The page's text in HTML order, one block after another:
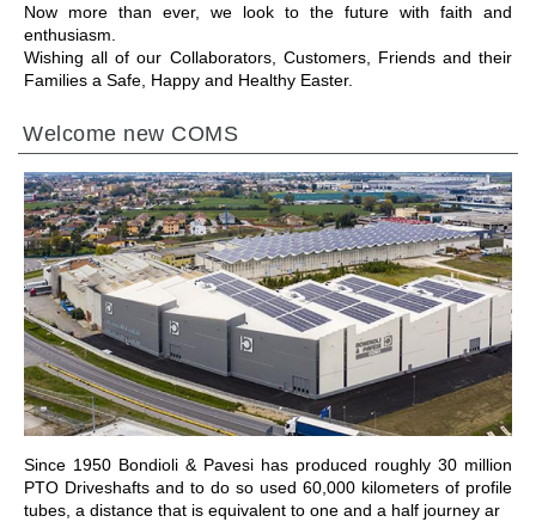
Now more than ever, we look to the future with faith and
enthusiasm.
Wishing all of our Collaborators, Customers, Friends and their
Families a Safe, Happy and Healthy Easter.
Welcome new COMS
Since 1950 Bondioli & Pavesi has produced roughly 30 million
PTO Driveshafts and to do so used 60,000 kilometers of profile
tubes, a distance that is equivalent to one and a half journey ar
ПЕРЕЙТИ В РАЗДЕЛ